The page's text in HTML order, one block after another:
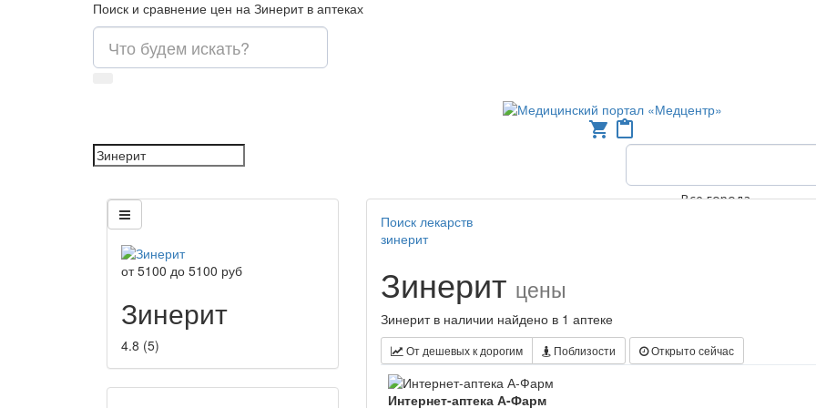
Поиск и сравнение цен на Зинерит в аптеках
shopping_cart content_paste
Все города
от5100 до 5100 руб
Зинерит
4.8 (5)
Поиск лекарств
зинерит
Зинерит цены
Зинерит в наличии найдено в 1 аптеке
От дешевых к дорогим Поблизости Открыто сейчас
Интернет-аптека А-Фарм